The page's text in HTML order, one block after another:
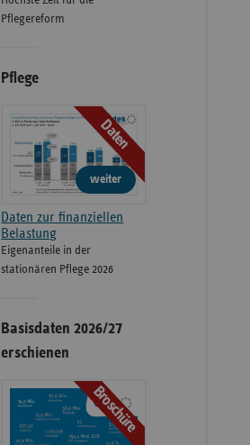
Pflegereform
Pflege
Daten
weiter
Daten zur finanziellen
Belastung
Eigenanteile in der
stationären Pflege 2026
Basisdaten 2026/27
erschienen
Broschüre